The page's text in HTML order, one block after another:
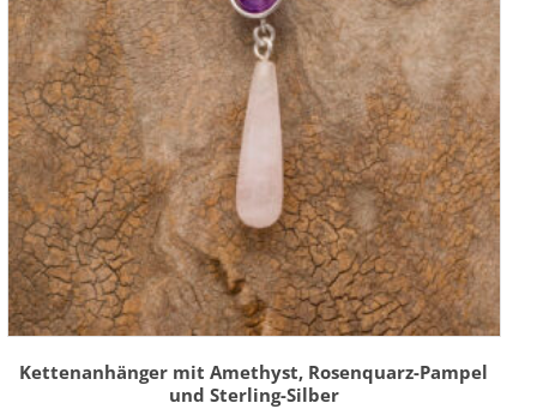
Kettenanhänger mit Amethyst, Rosenquarz-Pampel
und Sterling-Silber